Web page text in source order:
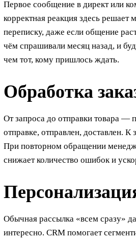
Первое сообщение в директ или
корректная реакция здесь решает
переписку, даже если общение
чём спрашивали месяц назад, и
чем тот, кому пришлось ждать.
Обработка
От запроса до отправки товара —
отправке, отправлен, доставлен.
При повторном обращении
снижает количество ошибок и
Обычная рассылка «всем сразу»
интересно. CRM помогает